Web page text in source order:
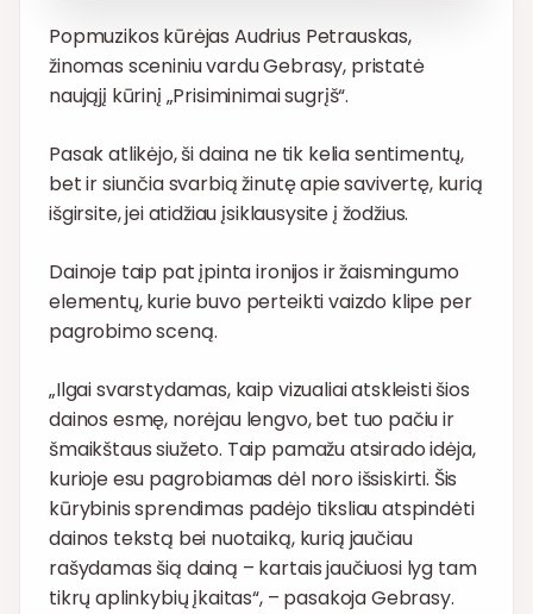
Popmuzikos kūrėjas Audrius Petrauskas,
žinomas sceniniu vardu Gebrasy, pristatė
naująjį kūrinį „Prisiminimai sugrįš“.
Pasak atlikėjo, ši daina ne tik kelia sentimentų,
bet ir siunčia svarbią žinutę apie savivertę, kurią
išgirsite, jei atidžiau įsiklausysite į žodžius.
Dainoje taip pat įpinta ironijos ir žaismingumo
elementų, kurie buvo perteikti vaizdo klipe per
pagrobimo sceną.
„Ilgai svarstydamas, kaip vizualiai atskleisti šios
dainos esmę, norėjau lengvo, bet tuo pačiu ir
šmaikštaus siužeto. Taip pamažu atsirado idėja,
kurioje esu pagrobiamas dėl noro išsiskirti. Šis
kūrybinis sprendimas padėjo tiksliau atspindėti
dainos tekstą bei nuotaiką, kurią jaučiau
rašydamas šią dainą – kartais jaučiuosi lyg tam
tikrų aplinkybių įkaitas“, – pasakoja Gebrasy.